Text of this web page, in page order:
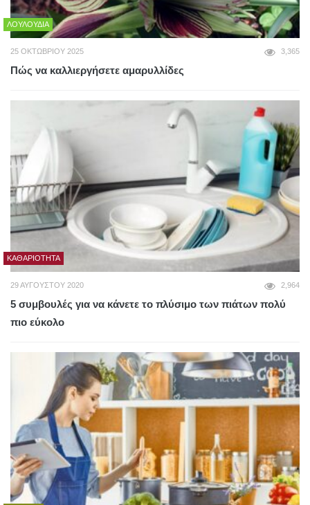
ΛΟΥΛΟΎΔΙΑ
25 ΟΚΤΩΒΡΊΟΥ 2025 3,365
Πώς να καλλιεργήσετε αμαρυλλίδες
ΚΑΘΑΡΙΌΤΗΤΑ
29 ΑΥΓΟΎΣΤΟΥ 2020 2,964
5 συμβουλές για να κάνετε το πλύσιμο των πιάτων πολύ
πιο εύκολο